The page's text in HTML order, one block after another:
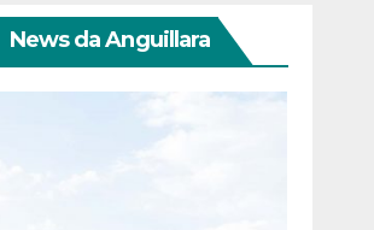
News da Anguillara